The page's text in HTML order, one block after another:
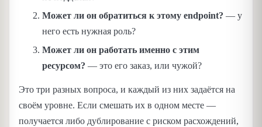
Может ли он обратиться к этому endpoint? — у
него есть нужная роль?
Может ли он работать именно с этим
ресурсом? — это его заказ, или чужой?
Это три разных вопроса, и каждый из них задаётся на
своём уровне. Если смешать их в одном месте —
получается либо дублирование с риском расхождений,